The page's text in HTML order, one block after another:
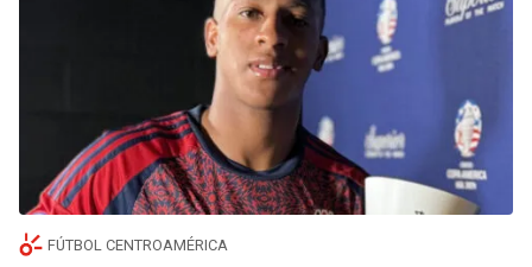
FÚTBOL CENTROAMÉRICA